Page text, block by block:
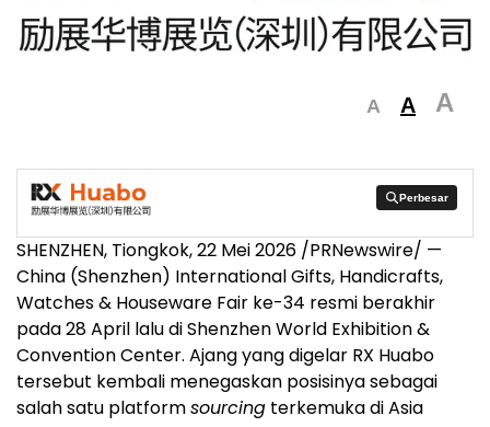
A A A
Perbesar
Perbesar
SHENZHEN, Tiongkok, 22 Mei 2026 /PRNewswire/ —
China (Shenzhen) International Gifts, Handicrafts,
Watches & Houseware Fair ke-34 resmi berakhir
pada 28 April lalu di Shenzhen World Exhibition &
Convention Center. Ajang yang digelar RX Huabo
tersebut kembali menegaskan posisinya sebagai
salah satu platformsourcing terkemuka di Asia